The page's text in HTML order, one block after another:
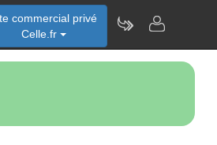
commercial privé
Celle.fr